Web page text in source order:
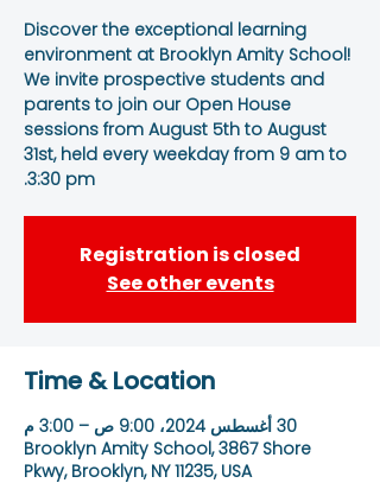
Discover the exceptional learning
environment at Brooklyn Amity School!
We invite prospective students and
parents to join our Open House
sessions from August 5th to August
31st, held every weekday from 9 am to
3:30 pm.
Registration is closed
See other events
Time & Location
30 أغسطس 2024، 9:00 ص – 3:00 م
Brooklyn Amity School, 3867 Shore
Pkwy, Brooklyn, NY 11235, USA